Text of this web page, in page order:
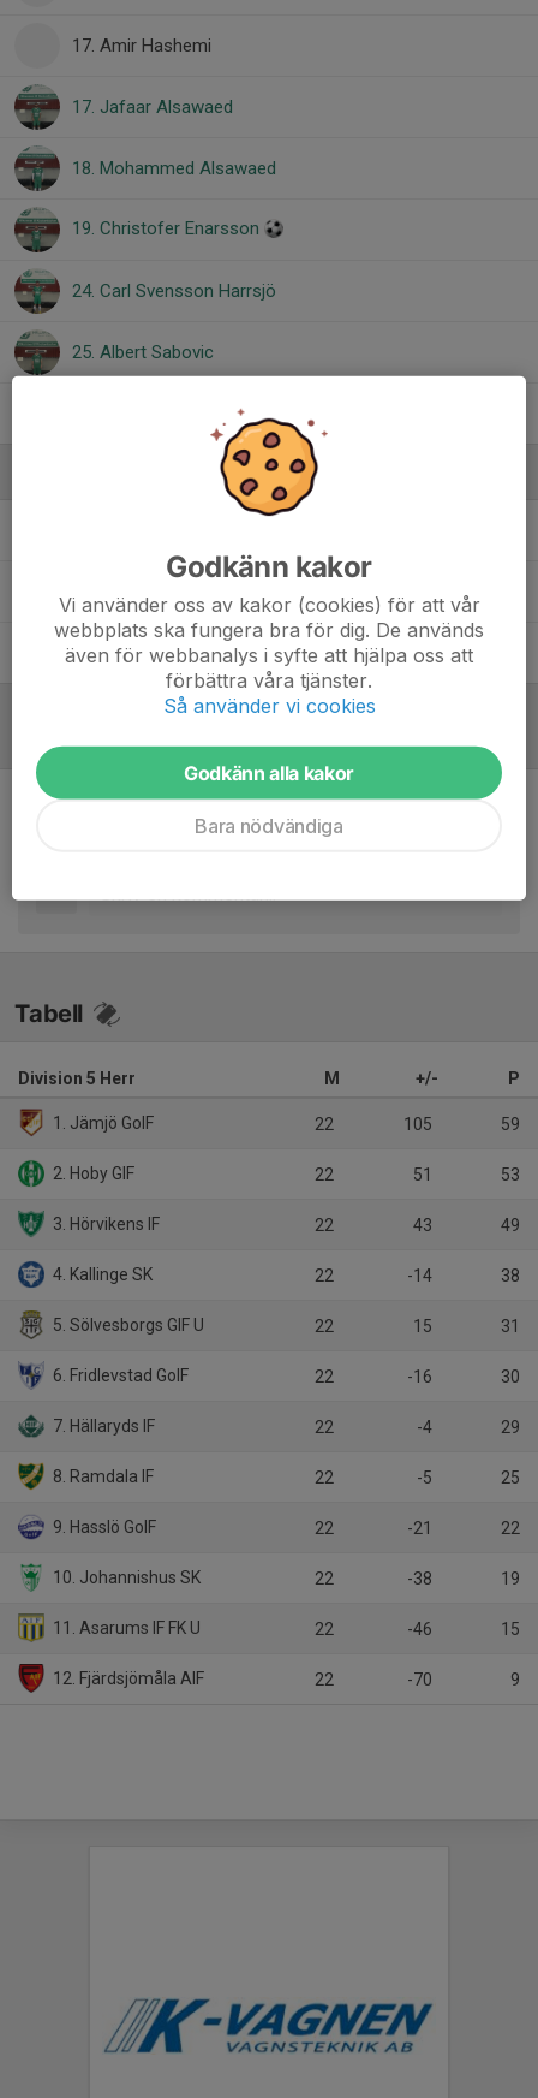
17. Amir Hashemi
17. Jafaar Alsawaed
18. Mohammed Alsawaed
19. Christofer Enarsson
24. Carl Svensson Harrsjö
25. Albert Sabovic
Tomas "Pinnen" Olsson Huvudtränare
Inför match/Referat
Inget referat skrivet
Tabell
Division 5 Herr M +/- P
1. Jämjö GoIF 22 105 59
2. Hoby GIF 22 51 53
3. Hörvikens IF 22 43 49
4. Kallinge SK 22 -14 38
5. Sölvesborgs GIF U 22 15 31
6. Fridlevstad GoIF 22 -16 30
7. Hällaryds IF 22 -4 29
8. Ramdala IF 22 -5 25
9. Hasslö GoIF 22 -21 22
10. Johannishus SK 22 -38 19
11. Asarums IF FK U 22 -46 15
12. Fjärdsjömåla AIF 22 -70 9
Godkänn kakor
Vi använder oss av kakor (cookies) för att vår
webbplats ska fungera bra för dig. De används
även för webbanalys i syfte att hjälpa oss att
förbättra våra tjänster.
Så använder vi cookies
Godkänn alla kakor
Bara nödvändiga